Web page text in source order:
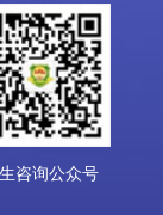
咨询公众号